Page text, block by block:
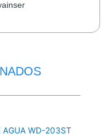
actual
es: